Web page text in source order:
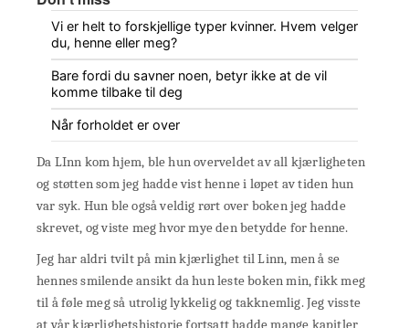
Vi er helt to forskjellige typer kvinner. Hvem velger
du, henne eller meg?
Bare fordi du savner noen, betyr ikke at de vil
komme tilbake til deg
Når forholdet er over
Da LInn kom hjem, ble hun overveldet av all kjærligheten
og støtten som jeg hadde vist henne i løpet av tiden hun
var syk. Hun ble også veldig rørt over boken jeg hadde
skrevet, og viste meg hvor mye den betydde for henne.
Jeg har aldri tvilt på min kjærlighet til Linn, men å se
hennes smilende ansikt da hun leste boken min, fikk meg
til å føle meg så utrolig lykkelig og takknemlig. Jeg visste
at vår kjærlighetshistorie fortsatt hadde mange kapitler